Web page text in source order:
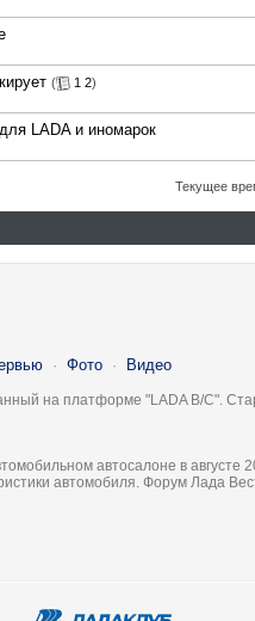
( 1 2)
LADA и иномарок
Текущее
· Фото · Видео
на платформе "LADA B/C".
автосалоне в
автомобиля. Форум Лада